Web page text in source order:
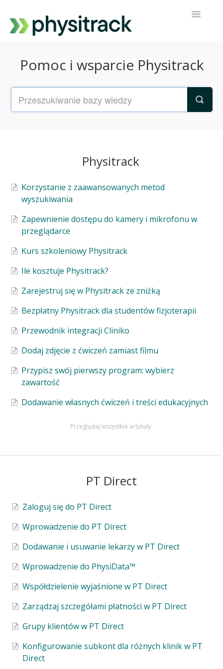
Przełącz
PT Direct
Kontakt z pomocą techniczną
Pomoc i wsparcie Physitrack
Physitrack
Korzystanie z zaawansowanych metod
wyszukiwania
Zapewnienie dostępu do kamery i mikrofonu w
przeglądarce
Kurs szkoleniowy Physitrack
Ile kosztuje Physitrack?
Zarejestruj się w Physitrack ze zniżką
Bezpłatny Physitrack dla studentów fizjoterapii
Przewodnik integracji Cliniko
Dodaj zdjęcie z ćwiczeń zamiast filmu
Przypisz swój pierwszy program: wybierz
zawartość
Dodawanie własnych ćwiczeń i treści edukacyjnych
Przeglądaj wszystkie artykuły
PT Direct
Zaloguj się do PT Direct
Wprowadzenie do PT Direct
Dodawanie i usuwanie lekarzy w PT Direct
Wprowadzenie do PhysiData™
Współdzielenie wyjaśnione w PT Direct
Zarządzaj szczegółami płatności w PT Direct
Grupy klientów w PT Direct
Konfigurowanie subkont dla różnych klinik w PT
Direct